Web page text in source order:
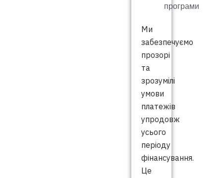
програми
Ми
забезпечуємо
прозорі
та
зрозумілі
умови
платежів
упродовж
усього
періоду
фінансування.
Це